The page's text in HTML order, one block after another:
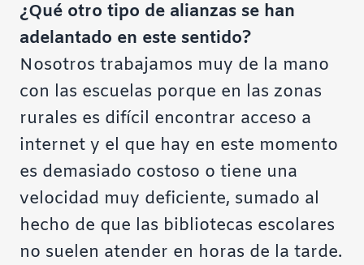
¿Qué otro tipo de alianzas se han
adelantado en este sentido?
Nosotros trabajamos muy de la mano
con las escuelas porque en las zonas
rurales es difícil encontrar acceso a
internet y el que hay en este momento
es demasiado costoso o tiene una
velocidad muy deficiente, sumado al
hecho de que las bibliotecas escolares
no suelen atender en horas de la tarde.